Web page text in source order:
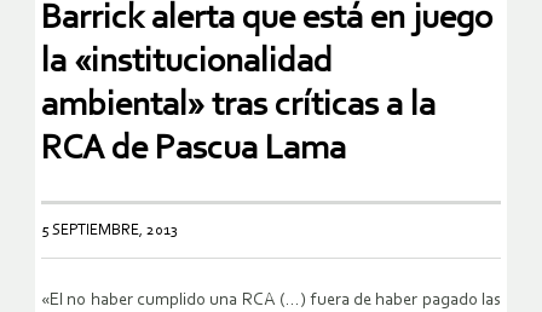
Barrick alerta que está en juego
la «institucionalidad
ambiental» tras críticas a la
RCA de Pascua Lama
5 SEPTIEMBRE, 2013
«El no haber cumplido una RCA (…) fuera de haber pagado las